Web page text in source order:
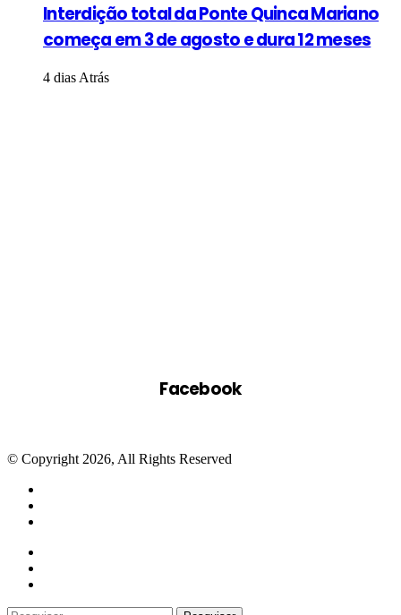
Interdição total da Ponte Quinca Mariano
começa em 3 de agosto e dura 12 meses
4 dias Atrás
Facebook
© Copyright 2026, All Rights Reserved
Facebook
Twitter
WhatsApp
Telegram
Close